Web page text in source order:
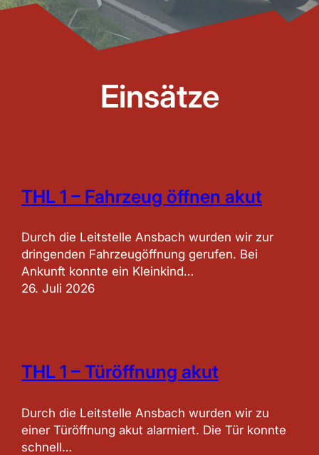
Einsätze
THL 1 – Fahrzeug öffnen akut
Durch die Leitstelle Ansbach wurden wir zur
dringenden Fahrzeugöffnung gerufen. Bei
Ankunft konnte ein Kleinkind…
26. Juli 2026
THL 1 – Türöffnung akut
Durch die Leitstelle Ansbach wurden wir zu
einer Türöffnung akut alarmiert. Die Tür konnte
schnell…